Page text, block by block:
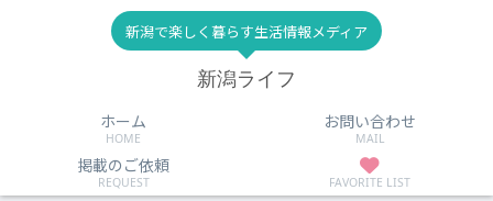
新潟で楽しく暮らす生活情報メディア
新潟ライフ
ホーム
HOME
お問い合わせ
MAIL
掲載のご依頼
REQUEST FAVORITE LIST